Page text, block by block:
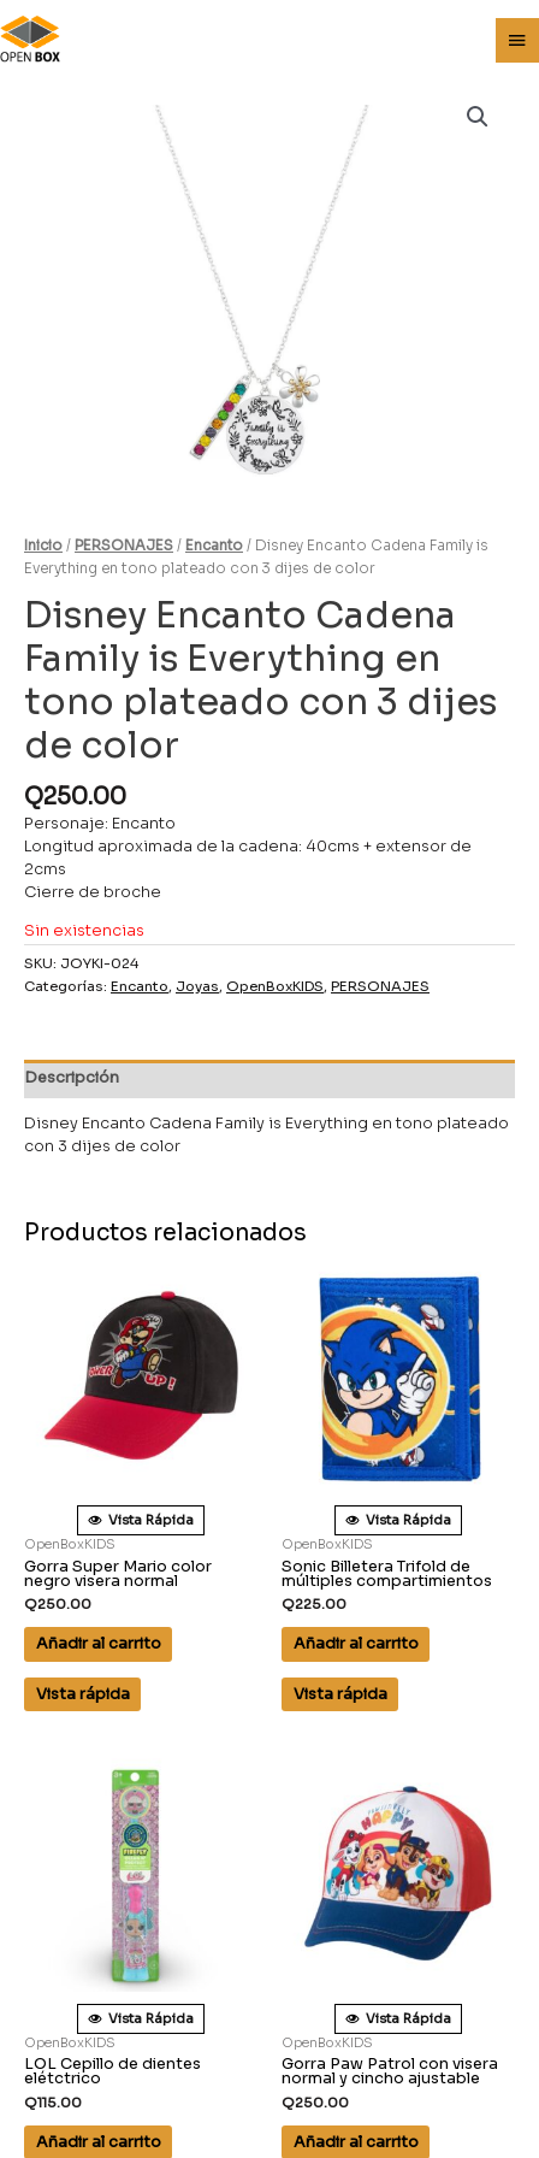
Inicio / PERSONAJES / Encanto / Disney Encanto Cadena Family is
Everything en tono plateado con 3 dijes de color
Disney Encanto Cadena
Family is Everything en
tono plateado con 3 dijes
de color
Q250.00
Personaje: Encanto
Longitud aproximada de la cadena: 40cms + extensor de
2cms
Cierre de broche
Sin existencias
SKU: JOYKI-024
Categorías: Encanto, Joyas, OpenBoxKIDS, PERSONAJES
Descripción
Disney Encanto Cadena Family is Everything en tono plateado
con 3 dijes de color
Productos relacionados
Vista Rápida
OpenBoxKIDS
Gorra Super Mario color
negro visera normal
Q250.00
Añadir al carrito
Vista rápida
Vista Rápida
OpenBoxKIDS
Sonic Billetera Trifold de
múltiples compartimientos
Q225.00
Añadir al carrito
Vista rápida
Vista Rápida
OpenBoxKIDS
LOL Cepillo de dientes
elétctrico
Q115.00
Añadir al carrito
Vista Rápida
OpenBoxKIDS
Gorra Paw Patrol con visera
normal y cincho ajustable
Q250.00
Añadir al carrito